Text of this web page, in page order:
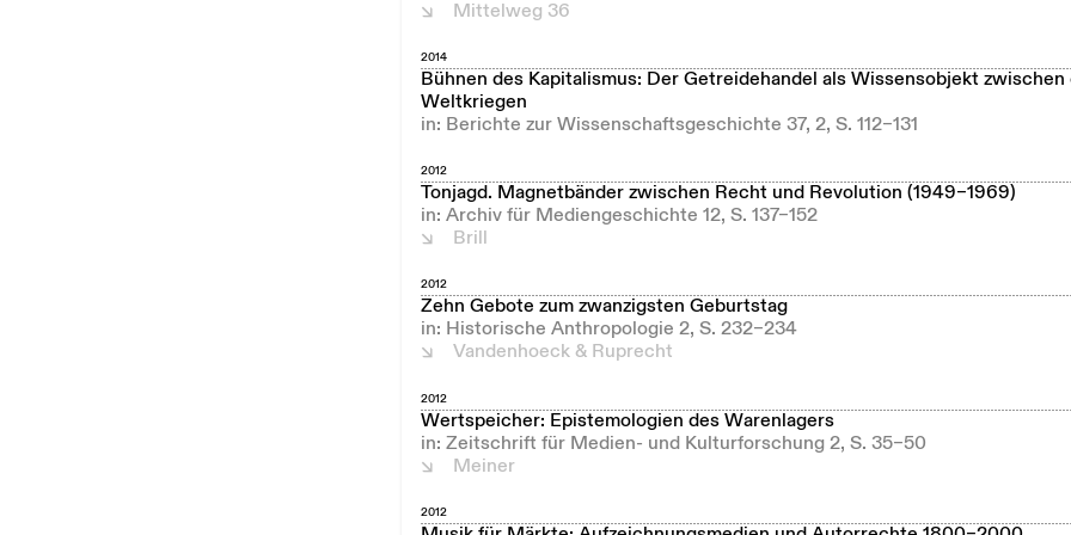
Mittelweg 36
2014
Bühnen des Kapitalismus: Der Getreidehandel als Wissensobjekt zwischen
Weltkriegen
in: Berichte zur Wissenschaftsgeschichte 37, 2, S. 112–131
2012
Tonjagd. Magnetbänder zwischen Recht und Revolution (1949–1969)
in: Archiv für Mediengeschichte 12, S. 137–152
Brill
2012
Zehn Gebote zum zwanzigsten Geburtstag
in: Historische Anthropologie 2, S. 232–234
Vandenhoeck & Ruprecht
2012
Wertspeicher: Epistemologien des Warenlagers
in: Zeitschrift für Medien- und Kulturforschung 2, S. 35–50
Meiner
2012